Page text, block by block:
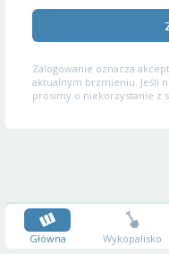
Zalogowanie oznacza
aktualnym brzmieniu. Jeśli
prosimy o niekorzystanie z
Główna Wykopalisko